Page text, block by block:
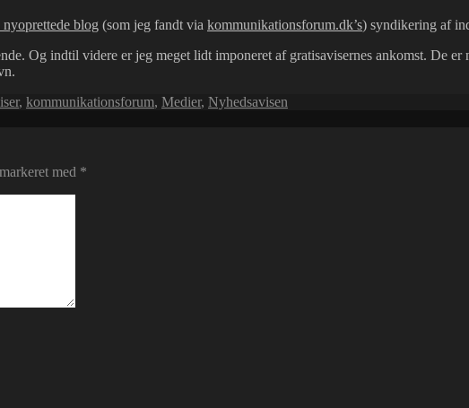
blog (som jeg fandt via kommunikationsforum.dk’s) syndikering af
Og indtil videre er jeg meget lidt imponeret af gratisavisernes ankomst. De
, kommunikationsforum, Medier, Nyhedsavisen
med *